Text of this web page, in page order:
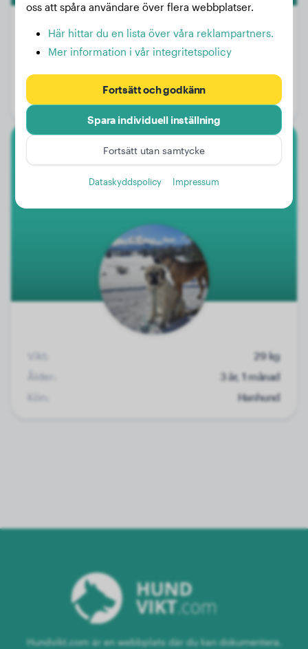
Ålder:
2 år, 3 månader
Kön:
Honhund
Anatolisk Herdehund
Moose
Vikt:
29 kg
Ålder:
3 år, 1 månad
Kön:
Hanhund
Hundvikt.com är en webbplats där du kan dokumentera,
oss att spåra användare över flera webbplatser.
Här hittar du en lista över våra reklampartners.
Mer information i vår integritetspolicy
Fortsätt och godkänn
Spara individuell inställning
Fortsätt utan samtycke
Dataskyddspolicy Impressum